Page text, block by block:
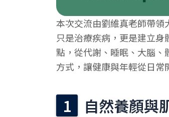
本次交流由劉維真老師帶
只是治療疾病，更是建立
點，從代謝、睡眠、大腦
方式，讓健康與年輕從日常
自然養顏與